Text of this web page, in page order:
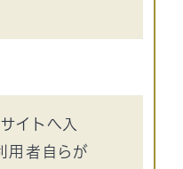
イトへ入
用者自らが